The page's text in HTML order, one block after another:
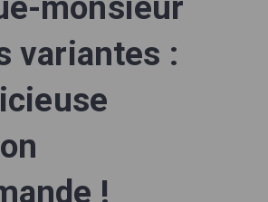
monsieur
variantes :
!